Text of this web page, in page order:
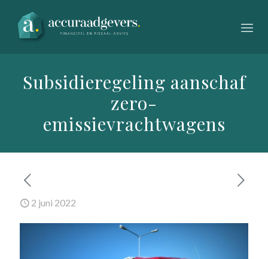
Subsidieregeling aanschaf
zero-
emissievrachtwagens
2 juni 2022